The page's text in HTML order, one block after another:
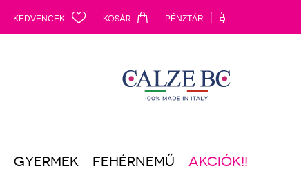
KEDVENCEK c KOSÁR a PÉNZTÁR b
GYERMEK FEHÉRNEMŰ AKCIÓK!!